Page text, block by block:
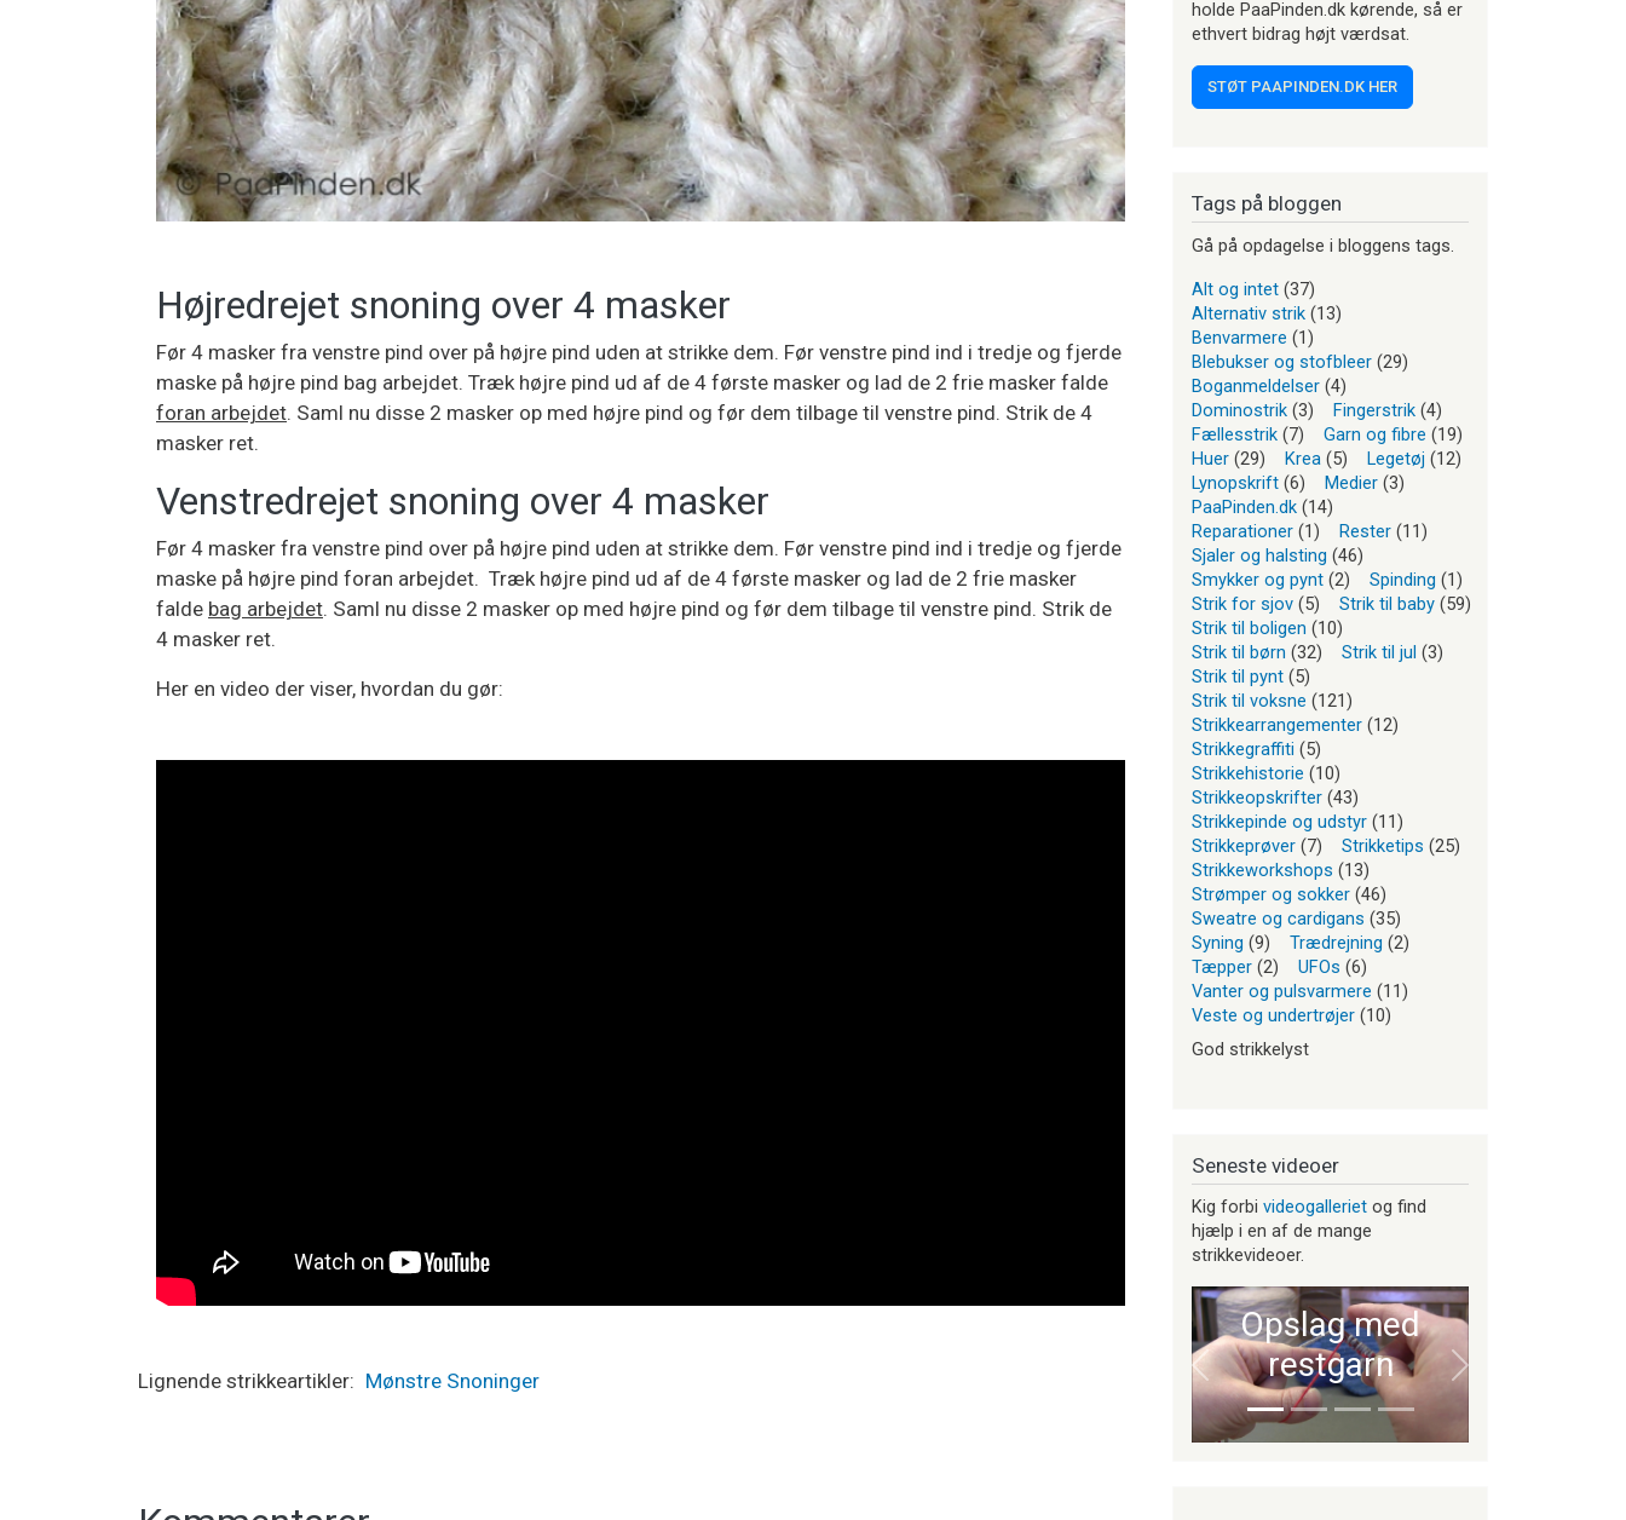
Højredrejet snoning over 4 masker
Før 4 masker fra venstre pind over på højre pind uden at strikke dem. Før venstre pind ind i tredje og fjerde
maske på højre pind bag arbejdet. Træk højre pind ud af de 4 første masker og lad de 2 frie masker falde
foran arbejdet. Saml nu disse 2 masker op med højre pind og før dem tilbage til venstre pind. Strik de 4
masker ret.
Venstredrejet snoning over 4 masker
Før 4 masker fra venstre pind over på højre pind uden at strikke dem. Før venstre pind ind i tredje og fjerde
maske på højre pind foran arbejdet. Træk højre pind ud af de 4 første masker og lad de 2 frie masker
falde bag arbejdet. Saml nu disse 2 masker op med højre pind og før dem tilbage til venstre pind. Strik de
4 masker ret.
Her en video der viser, hvordan du gør:
Lignende strikkeartikler Mønstre Snoninger
holde PaaPinden.dk kørende, så er
ethvert bidrag højt værdsat.
STØT PAAPINDEN.DK HER
Tags på bloggen
Gå på opdagelse i bloggens tags.
Alt og intet (37)
Alternativ strik (13)
Benvarmere (1)
Blebukser og stofbleer (29)
Boganmeldelser (4)
Dominostrik (3) Fingerstrik (4)
Fællesstrik (7) Garn og fibre (19)
Huer (29) Krea (5) Legetøj (12)
Lynopskrift (6) Medier (3)
PaaPinden.dk (14)
Reparationer (1) Rester (11)
Sjaler og halsting (46)
Smykker og pynt (2) Spinding (1)
Strik for sjov (5) Strik til baby (59)
Strik til boligen (10)
Strik til børn (32) Strik til jul (3)
Strik til pynt (5)
Strik til voksne (121)
Strikkearrangementer (12)
Strikkegraffiti (5)
Strikkehistorie (10)
Strikkeopskrifter (43)
Strikkepinde og udstyr (11)
Strikkeprøver (7) Strikketips (25)
Strikkeworkshops (13)
Strømper og sokker (46)
Sweatre og cardigans (35)
Syning (9) Trædrejning (2)
Tæpper (2) UFOs (6)
Vanter og pulsvarmere (11)
Veste og undertrøjer (10)
God strikkelyst
Seneste videoer
Kig forbi videogalleriet og find
hjælp i en af de mange
strikkevideoer.
Opslag med
restgarn
Forrige Næste